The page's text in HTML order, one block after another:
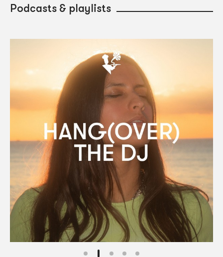
Podcasts & playlists